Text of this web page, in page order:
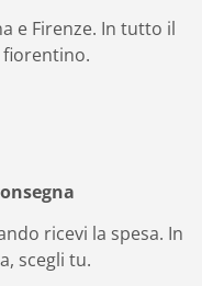
e Firenze. In tutto il
ricevi la spesa. In
scegli tu.